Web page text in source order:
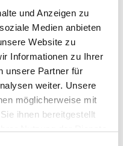
und Anzeigen zu
Medien anbieten
Website zu
Informationen zu Ihrer
unsere Partner für
weiter. Unsere
möglicherweise mit
ihnen bereitgestellt
3.422 € 3.482 €
+1,75
3.263 € 3.262 €
-0,05
2.676 € 3.096 €
3.231 € 3.321 €